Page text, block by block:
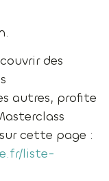
des
autres, profite
cette page :
liste-